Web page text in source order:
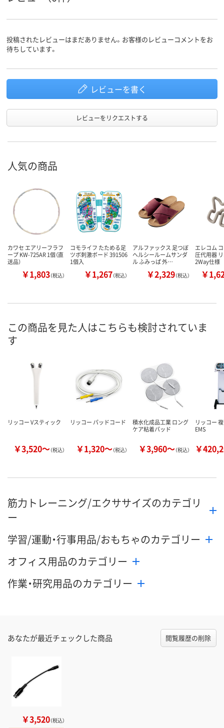
投稿されたレビューはまだありません。お客様のレビューコメントをお
待ちしています。
レビューを書く
レビューをリクエストする
人気の商品
カワセ エアリーフラフ
ープ KW-725AR 1個（直
送品）
￥1,803（税込）
コモライフ たためる足
ツボ刺激ボード 391506
1個入
￥1,267（税込）
アルファックス 足つぼ
ヘルシールームサンダ
ル ふみっぱ 外…
￥2,329（税込）
エレコム
圧代用器
2Way仕様
￥
この商品を見た人はこちらも検討されていま
す
リッコー Vスティック
￥3,520～（税込）
リッコー パッドコード
￥1,320～（税込）
積水化成品工業 ロング
ケア粘着パッド
￥3,960～（税込）
リッコー
EMS
￥
筋力トレーニング/エクササイズのカテゴリ
ー
学習/運動・行事用品/おもちゃのカテゴリー
オフィス用品のカテゴリー
作業・研究用品のカテゴリー
あなたが最近チェックした商品 閲覧履歴の削除
￥3,520（税込）